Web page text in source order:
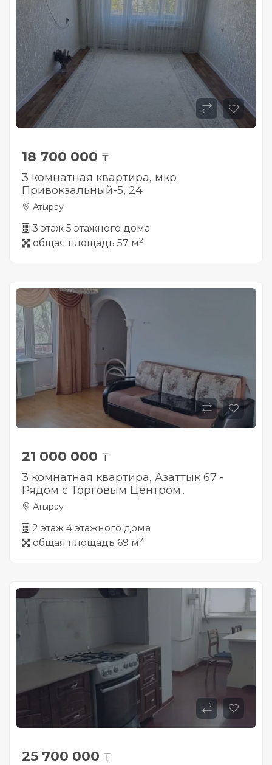
18 700 000 ₸
3 комнатная квартира, мкр
Привокзальный-5, 24
Атырау
3 этаж 5 этажного дома
общая площадь 57 м2
21 000 000 ₸
3 комнатная квартира, Азаттык 67 -
Рядом с Торговым Центром..
Атырау
2 этаж 4 этажного дома
общая площадь 69 м2
25 700 000 ₸